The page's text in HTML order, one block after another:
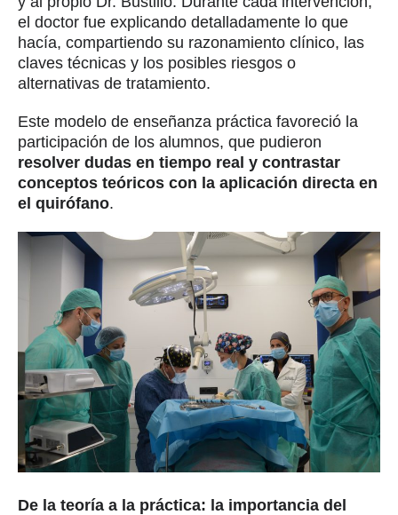
el doctor fue explicando detalladamente lo que
hacía, compartiendo su razonamiento clínico, las
claves técnicas y los posibles riesgos o
alternativas de tratamiento.
Este modelo de enseñanza práctica favoreció la
participación de los alumnos, que pudieron
resolver dudas en tiempo real y contrastar
conceptos teóricos con la aplicación directa en
el quirófano.
De la teoría a la práctica: la importancia del